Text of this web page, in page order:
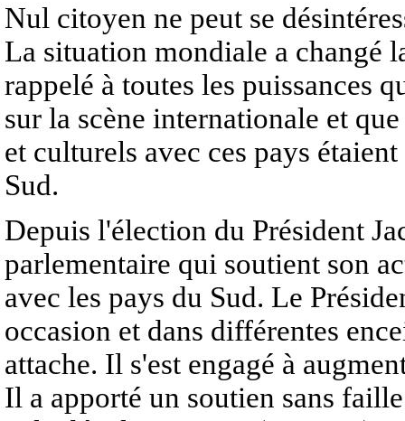
Nul citoyen ne peut se
La situation mondiale a changé
rappelé à toutes les puissances
sur la scène internationale et
et culturels avec ces pays
Sud.
Depuis l'élection du Président
parlementaire qui soutient son
avec les pays du Sud. Le
occasion et dans différentes
attache. Il s'est engagé à
Il a apporté un soutien sans